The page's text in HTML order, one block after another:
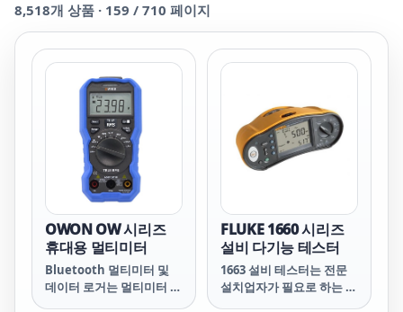
8,518개 상품 · 159 / 710 페이지
OWON OW 시리즈
휴대용 멀티미터
Bluetooth 멀티미터 및
데이터 로거는 멀티미터 기
FLUKE 1660 시리즈
설비 다기능 테스터
1663 설비 테스터는 전문
설치업자가 필요로 하는 완